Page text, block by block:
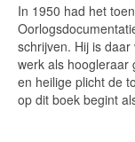
In 1950 had het
schrijven. Hij is
werk als hoogleraar
en heilige plicht de
op dit boek begint